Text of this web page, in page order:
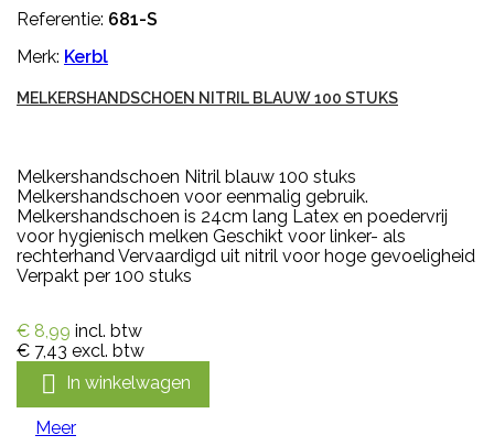
Referentie: 681-S
Merk: Kerbl
MELKERSHANDSCHOEN NITRIL BLAUW 100 STUKS
Melkershandschoen Nitril blauw 100 stuks
Melkershandschoen voor eenmalig gebruik.
Melkershandschoen is 24cm lang Latex en poedervrij
voor hygienisch melken Geschikt voor linker- als
rechterhand Vervaardigd uit nitril voor hoge gevoeligheid
Verpakt per 100 stuks
€ 8,99 incl. btw
€ 7,43 excl. btw
 In winkelwagen
Meer